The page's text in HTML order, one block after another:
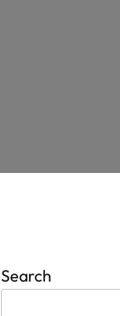
Search